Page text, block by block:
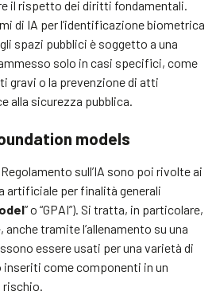
il rispetto dei diritti fondamentali.
di IA per l’identificazione biometrica
spazi pubblici è soggetto a una
solo in casi specifici, come
gravi o la prevenzione di atti
alla sicurezza pubblica.
models
sull’IA sono poi rivolte ai
artificiale per finalità generali
” o “GPAI”). Si tratta, in particolare,
tramite l’allenamento su una
essere usati per una varietà di
come componenti in un
rischio.